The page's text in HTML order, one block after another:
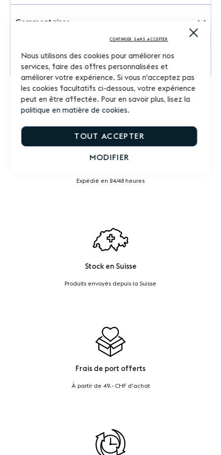
Close
Nous utilisons des cookies pour améliorer nos
services, faire des offres personnalisées et
améliorer votre expérience. Si vous n'acceptez pas
les cookies facultatifs ci-dessous, votre expérience
peut en être affectée. Pour en savoir plus, lisez la
politique en matière de cookies.
TOUT ACCEPTER
MODIFIER
CONTINUER SANS ACCEPTER
Commentaires
Questions sur le produit
Livraison rapide
Expédié en 24/48 heures
Stock en Suisse
Produits envoyés depuis la Suisse
Frais de port offerts
À partir de 49.- CHF d'achat